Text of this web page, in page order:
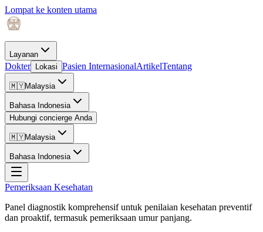
Lompat ke konten utama
Layanan
Dokter Lokasi Pasien InternasionalArtikelTentang
🇲🇾Malaysia
Bahasa Indonesia
Hubungi concierge Anda
🇲🇾Malaysia
Bahasa Indonesia
Pemeriksaan Kesehatan
Panel diagnostik komprehensif untuk penilaian kesehatan preventif
dan proaktif, termasuk pemeriksaan umur panjang.